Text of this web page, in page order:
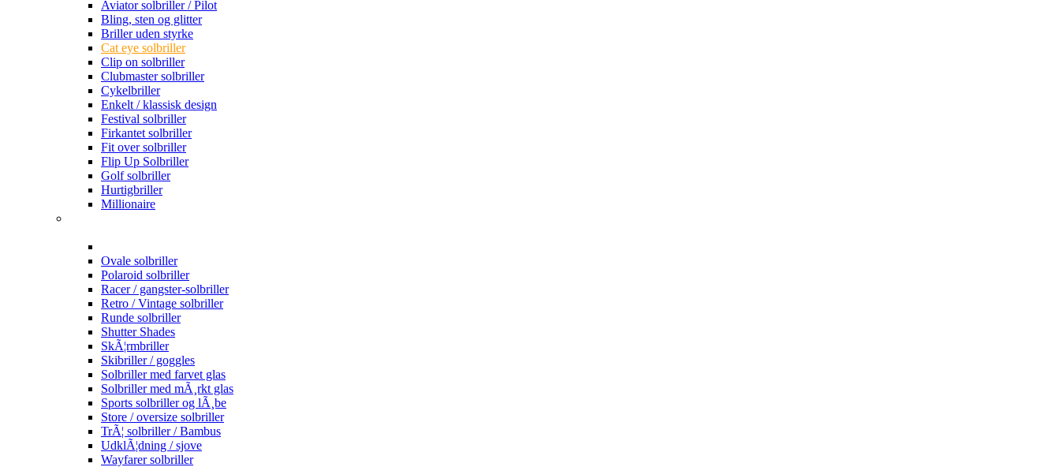
Aviator solbriller / Pilot
Bling, sten og glitter
Briller uden styrke
Cat eye solbriller
Clip on solbriller
Clubmaster solbriller
Cykelbriller
Enkelt / klassisk design
Festival solbriller
Firkantet solbriller
Fit over solbriller
Flip Up Solbriller
Golf solbriller
Hurtigbriller
Millionaire
Ovale solbriller
Polaroid solbriller
Racer / gangster-solbriller
Retro / Vintage solbriller
Runde solbriller
Shutter Shades
SkÃ¦rmbriller
Skibriller / goggles
Solbriller med farvet glas
Solbriller med mÃ¸rkt glas
Sports solbriller og lÃ¸be
Store / oversize solbriller
TrÃ¦ solbriller / Bambus
UdklÃ¦dning / sjove
Wayfarer solbriller